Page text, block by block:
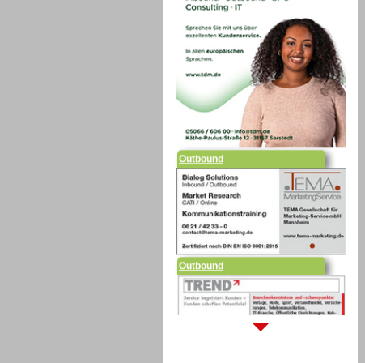
Outbound
Sprachdialogsysteme u. Ki/